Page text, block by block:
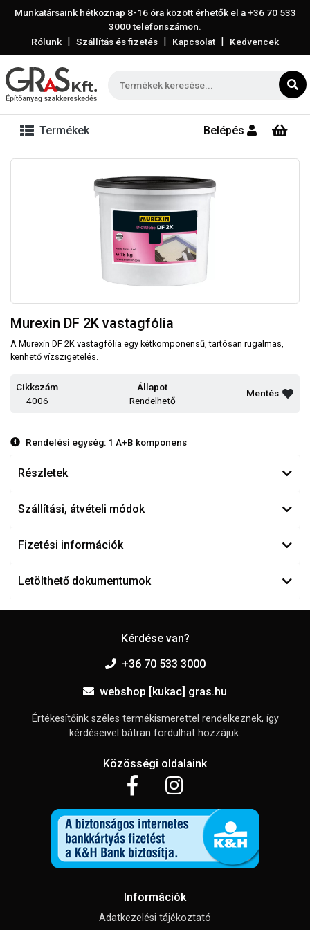
Munkatársaink hétköznap 8-16 óra között érhetők el a+36 70 533
3000telefonszámon.
Rólunk | Szállítás és fizetés | Kapcsolat | Kedvencek
Termékek Belépés
Murexin DF 2K vastagfólia
A Murexin DF 2K vastagfólia egy kétkomponensű, tartósan rugalmas,
kenhető vízszigetelés.
Cikkszám
4006
Állapot
Rendelhető
Mentés
Rendelési egység: 1 A+B komponens
Részletek
Szállítási, átvételi módok
Fizetési információk
Letölthető dokumentumok
Kérdése van?
+36 70 533 3000
webshop [kukac] gras.hu
Értékesítőink széles termékismerettel rendelkeznek, így
kérdéseivel bátran fordulhat hozzájuk.
Közösségi oldalaink
Információk
Adatkezelési tájékoztató